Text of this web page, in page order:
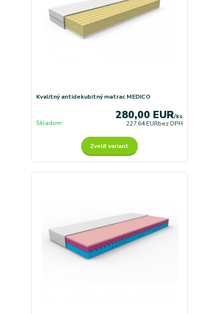
Kvalitný antidekubitný matrac MEDICO
280,00 EUR/ks
227,64 EURbez DPH
Skladom
Zvoliť variant